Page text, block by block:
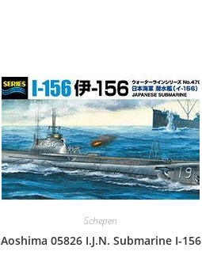
Schepen
Aoshima 05826 I.J.N. Submarine I-156